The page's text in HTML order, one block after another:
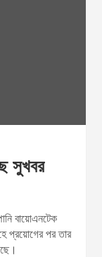
সুখবর
বায়োএনটেক
প্রয়োগের পর তার